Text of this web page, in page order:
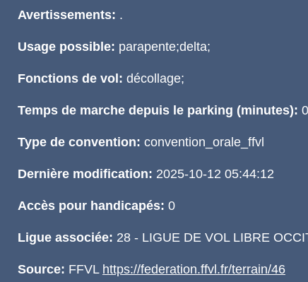
Avertissements: .
Usage possible: parapente;delta;
Fonctions de vol: décollage;
Temps de marche depuis le parking (minutes): 0
Type de convention: convention_orale_ffvl
Dernière modification: 2025-10-12 05:44:12
Accès pour handicapés: 0
Ligue associée: 28 - LIGUE DE VOL LIBRE
Source: FFVL https://federation.ffvl.fr/terrain/46